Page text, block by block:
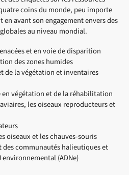
coins du monde, peu importe
avant son engagement envers des
au niveau mondial.
et en voie de disparition
des zones humides
de la végétation et inventaires
végétation et de la réhabilitation
les oiseaux reproducteurs et
oiseaux et les chauves-souris
des communautés halieutiques et
environnemental (ADNe)